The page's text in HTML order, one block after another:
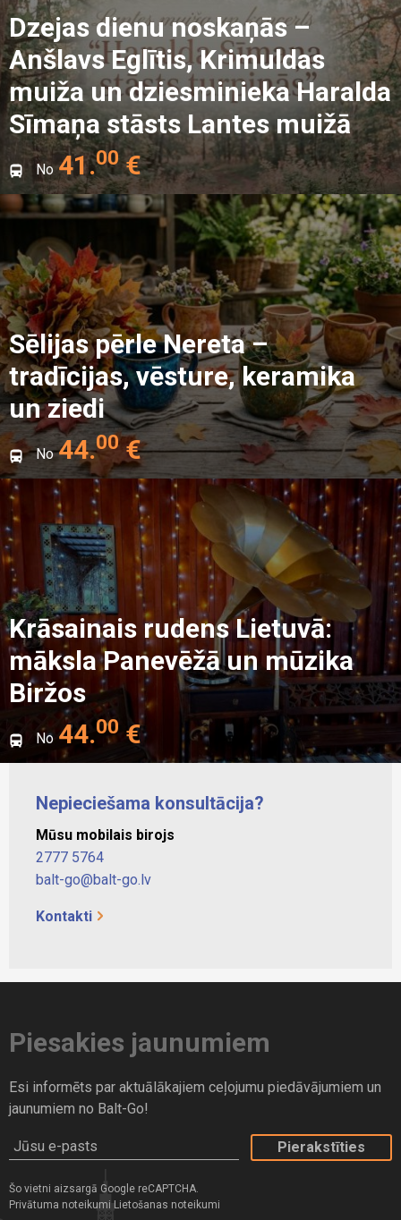
Dzejas dienu noskaņās –
Anšlavs Eglītis, Krimuldas
muiža un dziesminieka Haralda
Sīmaņa stāsts Lantes muižā
No 41.00€
Sēlijas pērle Nereta –
tradīcijas, vēsture, keramika
un ziedi
No 44.00€
Krāsainais rudens Lietuvā:
māksla Panevēžā un mūzika
Biržos
No 44.00 €
Nepieciešama konsultācija?
Mūsu mobilais birojs
2777 5764
balt-go@balt-go.lv
Kontakti
Piesakies jaunumiem
Esi informēts par aktuālākajiem ceļojumu piedāvājumiem un
jaunumiem no Balt-Go!
Jūsu e-pasts
Šo vietni aizsargā Google reCAPTCHA.
Privātuma noteikumi Lietošanas noteikumi